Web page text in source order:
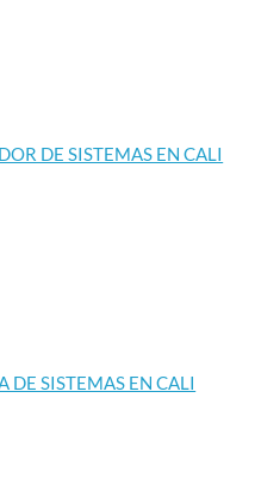
DE SISTEMAS EN CALI
DE SISTEMAS EN CALI